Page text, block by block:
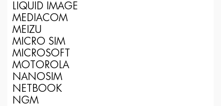
LIQUID IMAGE
MEDIACOM
MEIZU
MICRO SIM
MICROSOFT
MOTOROLA
NANOSIM
NETBOOK
NGM